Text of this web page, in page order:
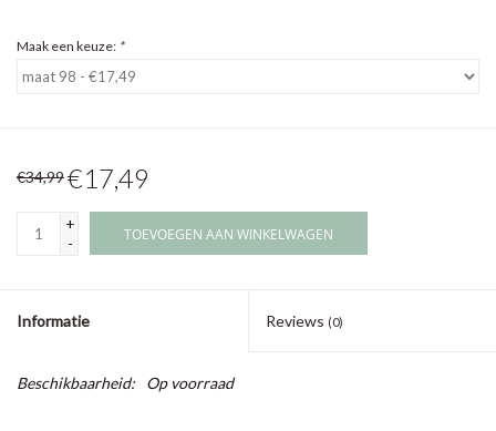
Maak een keuze: *
€34,99€17,49
+
-
TOEVOEGEN AAN WINKELWAGEN
Informatie Reviews (0)
Beschikbaarheid: Op voorraad